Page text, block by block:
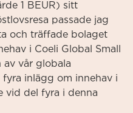
1 BEUR) sitt
passade jag
och träffade bolaget
i Coeli Global Small
av vår globala
inlägg om innehav i
vid del fyra i denna